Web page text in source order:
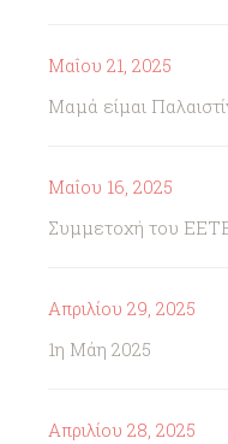
Μαΐου 21, 2025
Μαμά είμαι
Μαΐου 16, 2025
Συμμετοχή του
Απριλίου 29, 2025
1η Μάη 2025
Απριλίου 28, 2025